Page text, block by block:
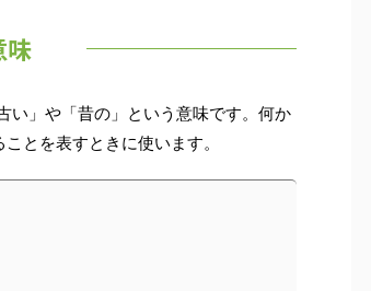
い」や「昔の」という意味です。何か
とを表すときに使います。